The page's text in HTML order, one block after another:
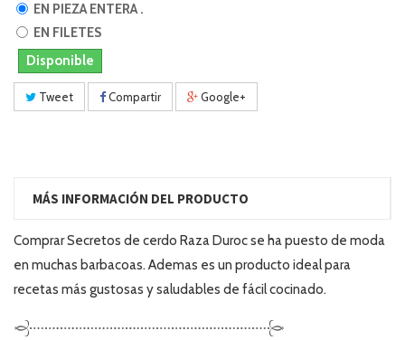
EN PIEZA ENTERA .
EN FILETES
Disponible
Tweet Compartir Google+
MÁS INFORMACIÓN DEL PRODUCTO
Comprar Secretos de cerdo Raza Duroc se ha puesto de moda
en muchas barbacoas. Ademas es un producto ideal para
recetas más gustosas y saludables de fácil cocinado.